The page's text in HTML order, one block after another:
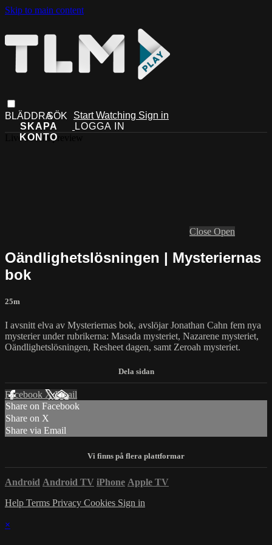
Skip to main content
Start Watching Sign in
Live stream preview
Close Open
Oändlighetslösningen | Mysteriernas
bok
25m
I avsnitt elva av Mysteriernas bok, avslöjar Jonathan Cahn fem nya
mysterier under rubrikerna: Masada mysteriet, Nazarene mysteriet,
Oändlighetslösningen, Resheet dagen, samt Zeroah mysteriet.
Facebook XEmail
Share on Facebook
Share on X
Share via Email
Android Android TV iPhone Apple TV
Help Terms Privacy Cookies Sign in
×